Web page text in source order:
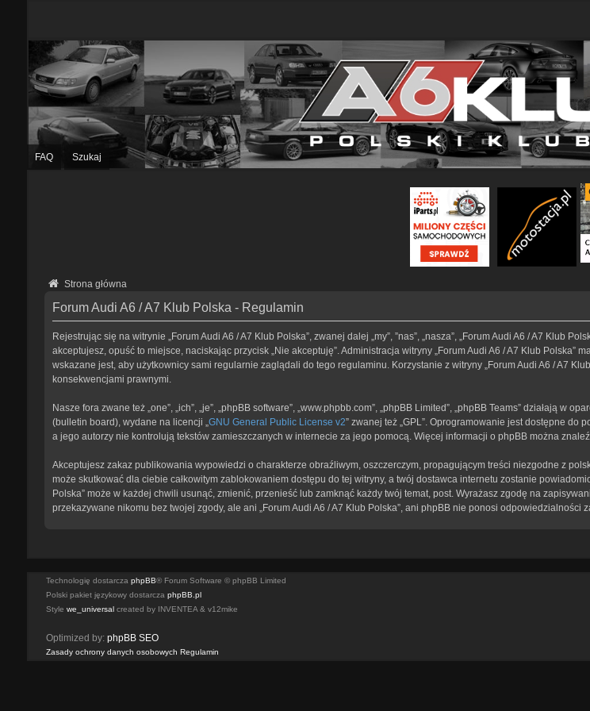
FAQ Szukaj
Strona główna
Forum Audi A6 / A7 Klub Polska - Regulamin
Rejestrując się na witrynie „Forum Audi A6 / A7 Klub Polska”, zwanej dalej „my”, ”nas”, „nasza”, „Forum Audi A6 / A7 Klub
akceptujesz, opuść to miejsce, naciskając przycisk „Nie akceptuję”. Administracja witryny „Forum Audi A6 / A7 Klub
wskazane jest, aby użytkownicy sami regularnie zaglądali do tego regulaminu. Korzystanie z witryny „Forum Audi A6 / A7
konsekwencjami prawnymi.
Nasze fora zwane też „one”, „ich”, „je”, „phpBB software”, „www.phpbb.com”, „phpBB Limited”, „phpBB Teams” działają
(bulletin board), wydane na licencji „GNU General Public License v2” zwanej też „GPL”. Oprogramowanie jest dostępne do
a jego autorzy nie kontrolują tekstów zamieszczanych w internecie za jego pomocą. Więcej informacji o phpBB można
Akceptujesz zakaz publikowania wypowiedzi o charakterze obraźliwym, oszczerczym, propagującym treści niezgodne z
może skutkować dla ciebie całkowitym zablokowaniem dostępu do tej witryny, a twój dostawca internetu zostanie
Polska” może w każdej chwili usunąć, zmienić, przenieść lub zamknąć każdy twój temat, post. Wyrażasz zgodę na
przekazywane nikomu bez twojej zgody, ale ani „Forum Audi A6 / A7 Klub Polska”, ani phpBB nie ponosi odpowiedzialności
Technologię dostarcza phpBB® Forum Software © phpBB Limited
Polski pakiet językowy dostarcza phpBB.pl
Style we_universalcreated by INVENTEA & v12mike
Optimized by: phpBB SEO
Zasady ochrony danych osobowych Regulamin